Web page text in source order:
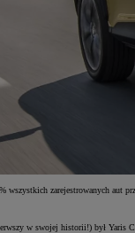
zarejestrowanych aut
w swojej historii!) był Yaris